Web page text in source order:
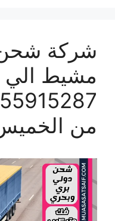
شركة
مشيط الي
من